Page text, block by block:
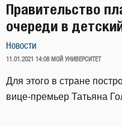
Правительство
очереди в
Новости
ОПУБЛИКОВАНО
11.01.2021 14:08 МОЙ УНИВЕРСИТЕТ
Для этого в стране
вице-премьер Татьяна